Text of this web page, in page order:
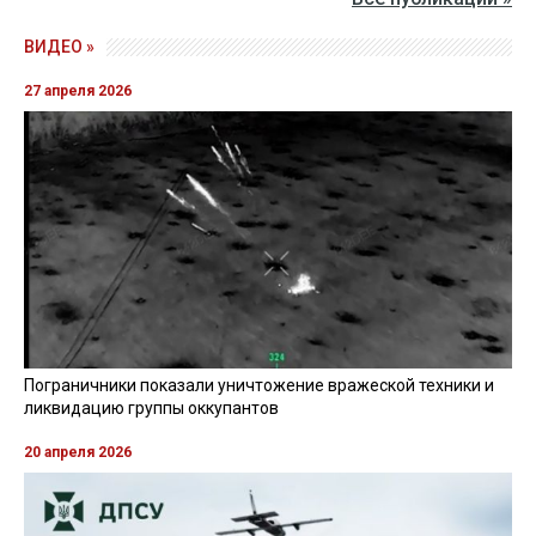
ВИДЕО »
27 апреля 2026
Пограничники показали уничтожение вражеской техники и
ликвидацию группы оккупантов
20 апреля 2026